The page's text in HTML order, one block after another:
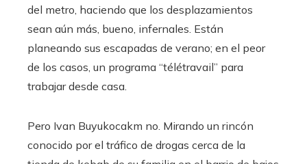
del metro, haciendo que los desplazamientos
sean aún más, bueno, infernales. Están
planeando sus escapadas de verano; en el peor
de los casos, un programa “télétravail” para
trabajar desde casa.
Pero Ivan Buyukocakm no. Mirando un rincón
conocido por el tráfico de drogas cerca de la